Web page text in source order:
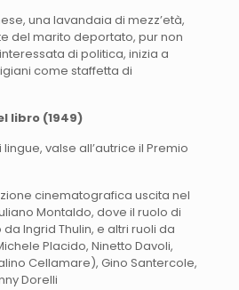
una lavandaia di mezz’età,
del marito deportato, pur non
di politica, inizia a
come staffetta di
libro (1949)
valse all’autrice il Premio
cinematografica uscita nel
Montaldo, dove il ruolo di
Ingrid Thulin, e altri ruoli da
Placido, Ninetto Davoli,
Cellamare), Gino Santercole,
Dorelli